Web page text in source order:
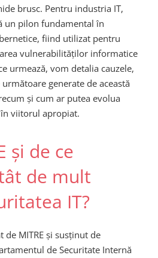
brusc. Pentru industria IT,
un pilon fundamental în
fiind utilizat pentru
vulnerabilităților informatice
urmează, vom detalia cauzele,
generate de această
și cum ar putea evolua
viitorul apropiat.
și de ce
de mult
IT?
de MITRE și susținut de
de Securitate Internă